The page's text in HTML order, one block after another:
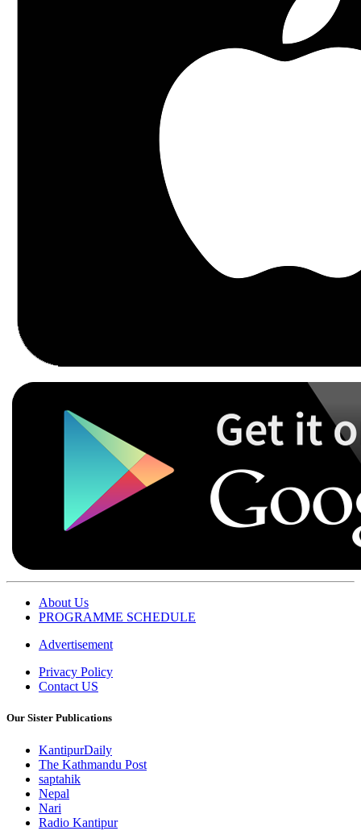
About Us
PROGRAMME SCHEDULE
Advertisement
Privacy Policy
Contact US
Our Sister Publications
KantipurDaily
The Kathmandu Post
saptahik
Nepal
Nari
Radio Kantipur